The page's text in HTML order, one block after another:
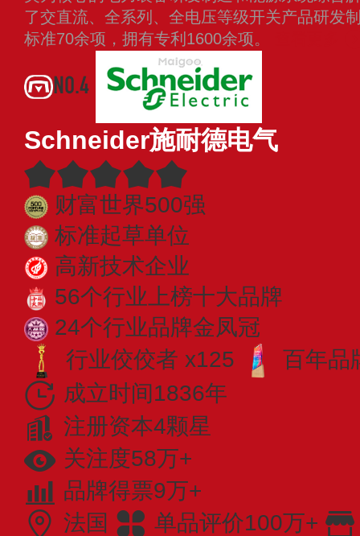
了交直流、全系列、全电压等级开关产品研发
标准70余项，拥有专利1600余项。
NO.4
Schneider施耐德电气
财富世界500强
标准起草单位
高新技术企业
56个行业上榜十大品牌
24个行业品牌金凤冠
行业佼佼者 x125
百年品
成立时间1836年
注册资本4颗星
关注度58万+
品牌得票9万+
法国
单品评价100万+